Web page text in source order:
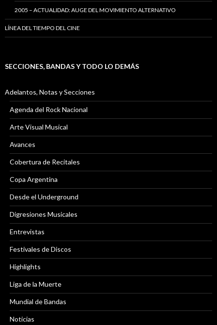
2005 – ACTUALIDAD: AUGE DEL MOVIMIENTO ALTERNATIVO
LÍNEA DEL TIEMPO DEL CINE
SECCIONES, BANDAS Y TODO LO DEMÁS
Adelantos, Notas y Secciones
Agenda del Rock Nacional
Arte Visual Musical
Avances
Cobertura de Recitales
Copa Argentina
Desde el Underground
Digresiones Musicales
Entrevistas
Festivales de Discos
Highlights
Liga de la Muerte
Mundial de Bandas
Noticias